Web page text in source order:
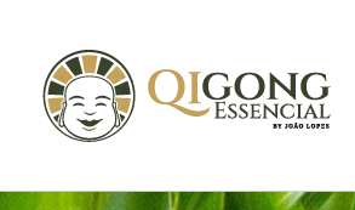
content